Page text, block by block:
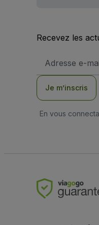
Recevez les
e-
Je m’inscris
En vous